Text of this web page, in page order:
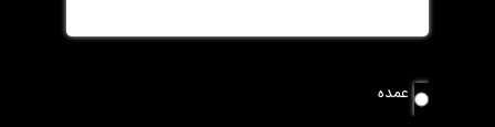
نوع
سفارش
عمده